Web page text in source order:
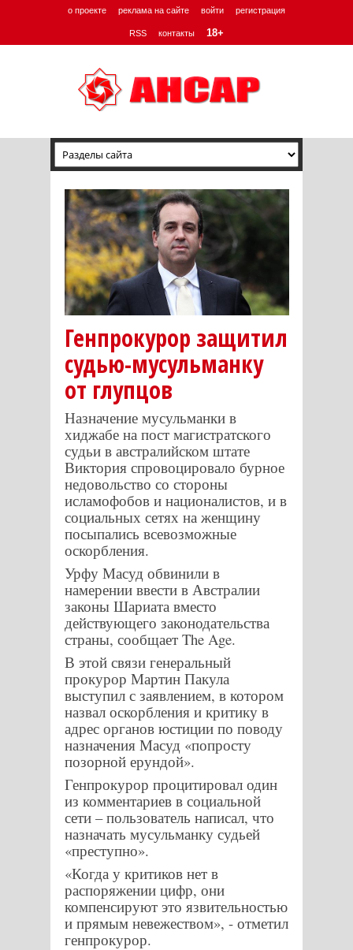
о проекте реклама на сайте войти регистрация
RSS контакты 18+
Генпрокурор защитил
судью-мусульманку
от глупцов
Назначение мусульманки в
хиджабе на пост магистратского
судьи в австралийском штате
Виктория спровоцировало бурное
недовольство со стороны
исламофобов и националистов, и в
социальных сетях на женщину
посыпались всевозможные
оскорбления.
Урфу Масуд обвинили в
намерении ввести в Австралии
законы Шариата вместо
действующего законодательства
страны, сообщает The Age.
В этой связи генеральный
прокурор Мартин Пакула
выступил с заявлением, в котором
назвал оскорбления и критику в
адрес органов юстиции по поводу
назначения Масуд «попросту
позорной ерундой».
Генпрокурор процитировал один
из комментариев в социальной
сети – пользователь написал, что
назначать мусульманку судьей
«преступно».
«Когда у критиков нет в
распоряжении цифр, они
компенсируют это язвительностью
и прямым невежеством», - отметил
генпрокурор.